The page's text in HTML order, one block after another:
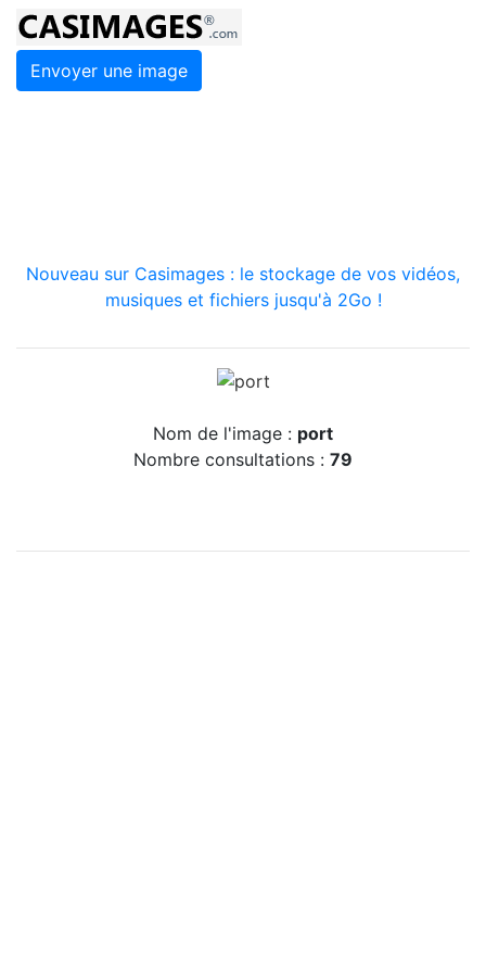
Envoyer une image
Nouveau sur Casimages : le stockage de vos vidéos,
musiques et fichiers jusqu'à 2Go !
Nom de l'image : port
Nombre consultations : 79